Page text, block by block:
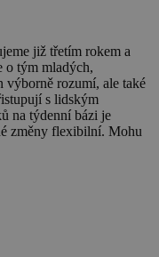
již třetím rokem a
o tým mladých,
výborně rozumí, ale také
s lidským
na týdenní bázi je
změny flexibilní. Mohu